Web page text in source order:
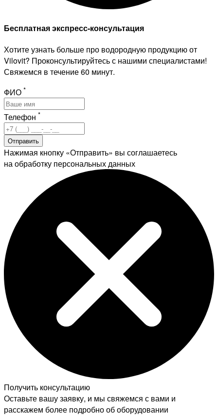
Бесплатная экспресс-консультация
Хотите узнать больше про водородную продукцию от
Vilovit? Проконсультируйтесь с нашими специалистами!
Свяжемся в течение 60 минут.
ФИО *
Телефон *
Отправить
Нажимая кнопку «Отправить» вы соглашаетесь
на обработку персональных данных
Получить консультацию
Оставьте вашу заявку, и мы свяжемся с вами и
расскажем более подробно об оборудовании